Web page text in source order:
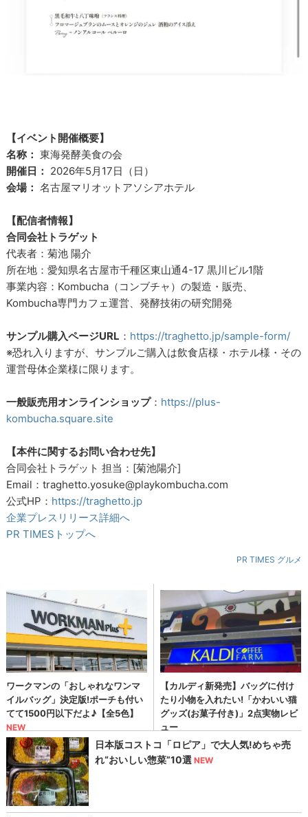
【イベント開催概要】
名称： 東海発酵美食の会
開催日： 2026年5月17日（日）
会場： 名古屋マリオットアソシアホテル
【配信者情報】
合同会社トラゲット
代表者：菊池 陽介
所在地：愛知県名古屋市千種区東山通4-17 黒川ビル1階
事業内容：Kombucha（コンブチャ）の製造・販売、
Kombucha専門カフェ運営、発酵技術の研究開発
サンプル購入ページURL ： https://traghetto.jp/sample-form/
※恐れ入りますが、サンプルご購入は飲食店様・ホテル様・その
運営母体企業様に限ります。
一般販売用オンラインショップ： https://plus-
kombucha.square.site
【本件に関するお問い合わせ先】
合同会社トラゲット 担当：[菊池陽介]
Email：traghetto.yosuke@playkombucha.com
公式HP： https://traghetto.jp
企業プレスリリース詳細へ
PR TIMESトップへ
PR TIMES グルメ